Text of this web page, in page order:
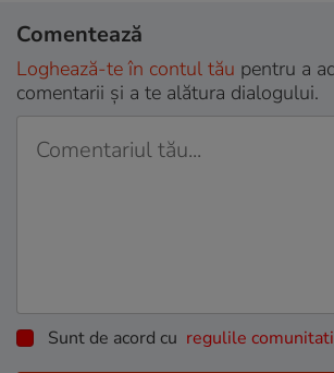
Comentează
Loghează-te în contul tău pentru a
comentarii și a te alătura dialogului.
Sunt de acord cu regulile